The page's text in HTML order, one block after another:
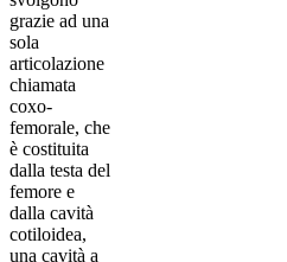
grazie ad una
sola
articolazione
chiamata
coxo-
femorale, che
è costituita
dalla testa del
femore e
dalla cavità
cotiloidea,
una cavità a